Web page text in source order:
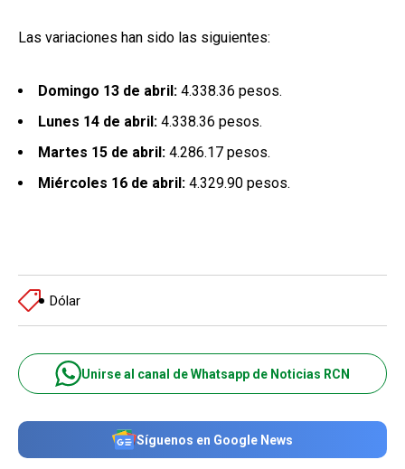
Las variaciones han sido las siguientes:
Domingo 13 de abril: 4.338.36 pesos.
Lunes 14 de abril: 4.338.36 pesos.
Martes 15 de abril: 4.286.17 pesos.
Miércoles 16 de abril: 4.329.90 pesos.
Dólar
Unirse al canal de Whatsapp de Noticias RCN
Síguenos en Google News